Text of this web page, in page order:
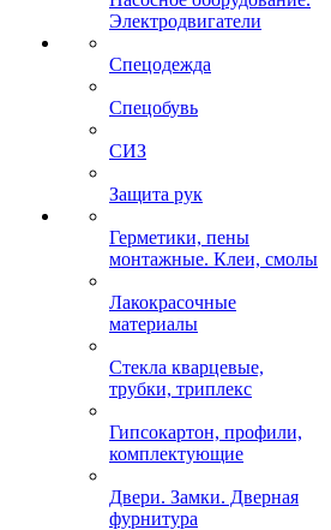
Электродвигатели
Спецодежда
Спецобувь
СИЗ
Защита рук
Герметики, пены
монтажные. Клеи, смолы
Лакокрасочные
материалы
Стекла кварцевые,
трубки, триплекс
Гипсокартон, профили,
комплектующие
Двери. Замки. Дверная
фурнитура